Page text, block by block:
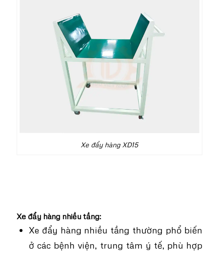
Xe đẩy hàng XD15
Xe đẩy hàng nhiều tầng:
Xe đẩy hàng nhiều tầng thường phổ biến
ở các bệnh viện, trung tâm ý tế, phù hợp